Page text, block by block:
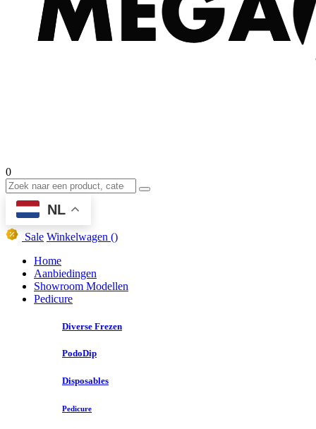
0
NL
Sale Winkelwagen ()
Home
Aanbiedingen
Showroom Modellen
Pedicure
Diverse Frezen
PodoDip
Disposables
Pedicure